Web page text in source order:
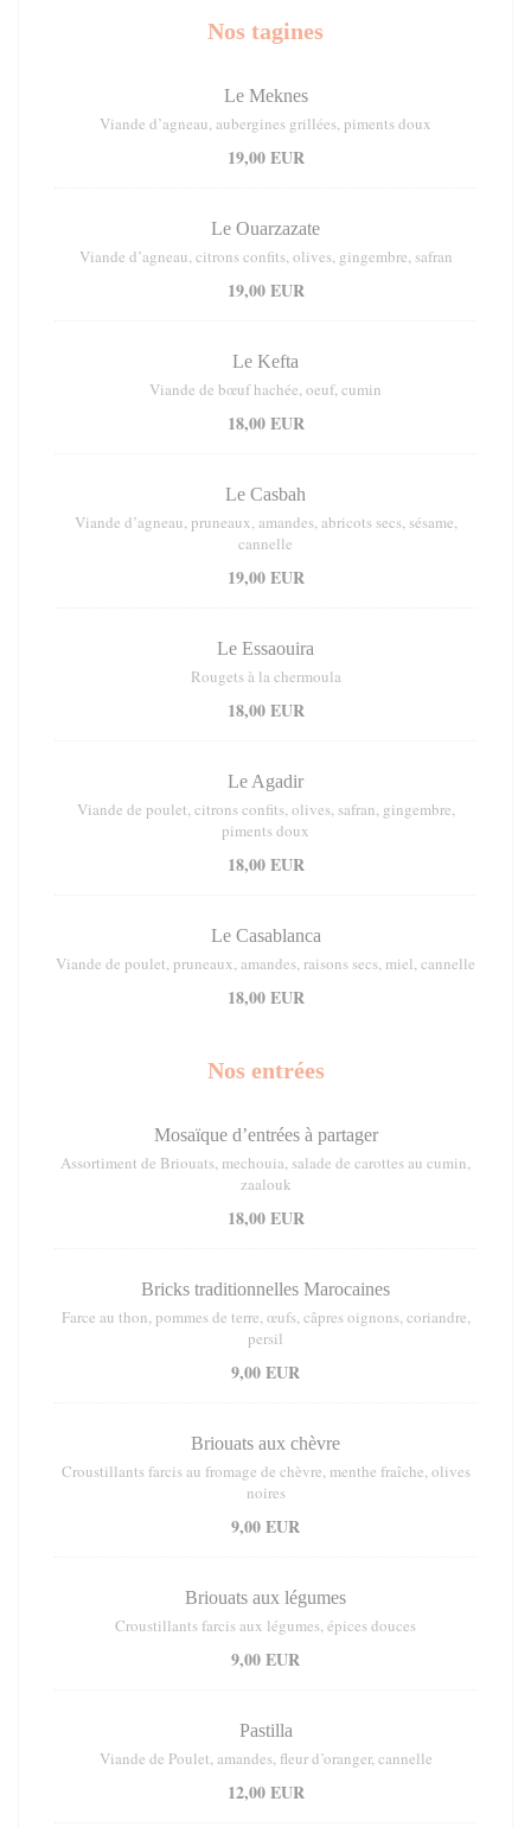
Nos tagines
Le Meknes
Viande d’agneau, aubergines grillées, piments doux
19,00 EUR
Le Ouarzazate
Viande d’agneau, citrons confits, olives, gingembre, safran
19,00 EUR
Le Kefta
Viande de bœuf hachée, oeuf, cumin
18,00 EUR
Le Casbah
Viande d’agneau, pruneaux, amandes, abricots secs, sésame,
cannelle
19,00 EUR
Le Essaouira
Rougets à la chermoula
18,00 EUR
Le Agadir
Viande de poulet, citrons confits, olives, safran, gingembre,
piments doux
18,00 EUR
Le Casablanca
Viande de poulet, pruneaux, amandes, raisons secs, miel, cannelle
18,00 EUR
Nos entrées
Mosaïque d’entrées à partager
Assortiment de Briouats, mechouia, salade de carottes au cumin,
zaalouk
18,00 EUR
Bricks traditionnelles Marocaines
Farce au thon, pommes de terre, œufs, câpres oignons, coriandre,
persil
9,00 EUR
Briouats aux chèvre
Croustillants farcis au fromage de chèvre, menthe fraîche, olives
noires
9,00 EUR
Briouats aux légumes
Croustillants farcis aux légumes, épices douces
9,00 EUR
Pastilla
Viande de Poulet, amandes, fleur d’oranger, cannelle
12,00 EUR